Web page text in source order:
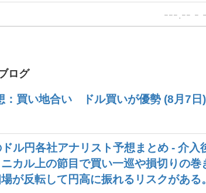
---.-- -
ログ
：買い地合い ドル買いが優勢 (8月7日)
ル円各社アナリスト予想まとめ - 介入
カル上の節目で買い一巡や損切りの巻
が反転して円高に振れるリスクがある。